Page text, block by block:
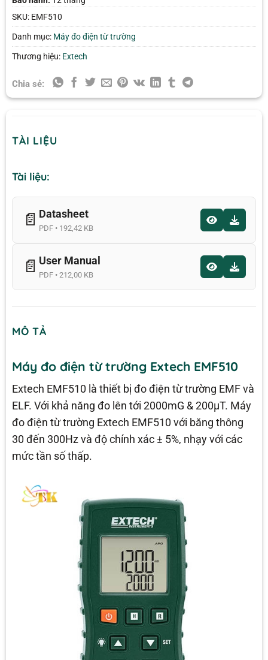
SKU: EMF510
Danh mục: Máy đo điện từ trường
Thương hiệu: Extech
Chia sẻ:
TÀI LIỆU
Tài liệu:
📄 Datasheet
PDF • 192,42 KB
📄 User Manual
PDF • 212,00 KB
MÔ TẢ
Máy đo điện từ trường Extech EMF510
Extech EMF510 là thiết bị đo điện từ trường EMF và
ELF. Với khả năng đo lên tới 2000mG & 200µT. Máy
đo điện từ trường Extech EMF510 với băng thông
30 đến 300Hz và độ chính xác ± 5%, nhạy với các
mức tần số thấp.